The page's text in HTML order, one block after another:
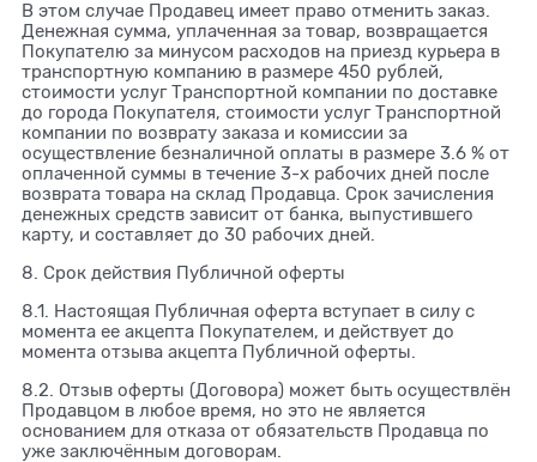
В этом случае Продавец имеет право отменить заказ.
Денежная сумма, уплаченная за товар, возвращается
Покупателю за минусом расходов на приезд курьера в
транспортную компанию в размере 450 рублей,
стоимости услуг Транспортной компании по доставке
до города Покупателя, стоимости услуг Транспортной
компании по возврату заказа и комиссии за
осуществление безналичной оплаты в размере 3.6 % от
оплаченной суммы в течение 3-х рабочих дней после
возврата товара на склад Продавца. Срок зачисления
денежных средств зависит от банка, выпустившего
карту, и составляет до 30 рабочих дней.
8. Срок действия Публичной оферты
8.1. Настоящая Публичная оферта вступает в силу с
момента ее акцепта Покупателем, и действует до
момента отзыва акцепта Публичной оферты.
8.2. Отзыв оферты (Договора) может быть осуществлён
Продавцом в любое время, но это не является
основанием для отказа от обязательств Продавца по
уже заключённым договорам.